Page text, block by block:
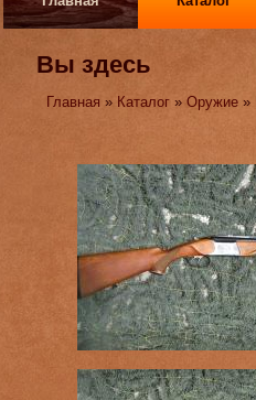
Вы здесь
Главная » Каталог »Оружие »